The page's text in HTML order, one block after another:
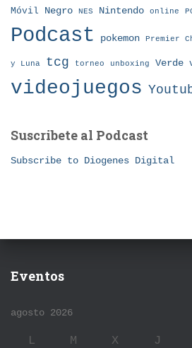
Móvil Negro NES Nintendo online
Podcast pokemon Premier
y Luna tcg torneo unboxing Verde
videojuegos
Suscribete al Podcast
Subscribe to Diogenes Digital
Eventos
agosto 2026
L M X J